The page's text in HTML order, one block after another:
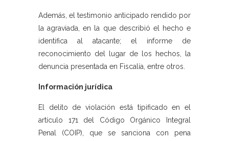
Además, el testimonio anticipado rendido por
la agraviada, en la que describió el hecho e
identifica al atacante; el informe de
reconocimiento del lugar de los hechos, la
denuncia presentada en Fiscalía, entre otros.
Información jurídica
El delito de violación está tipificado en el
artículo 171 del Código Orgánico Integral
Penal (COIP), que se sanciona con pena